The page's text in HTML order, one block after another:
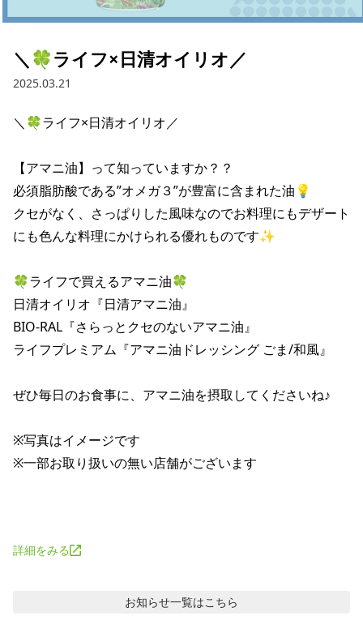
Contact us in English
＼🍀ライフ×日清オイリオ／
2025.03.21
＼🍀ライフ×日清オイリオ／
【アマニ油】って知っていますか？？
必須脂肪酸である”オメガ３”が豊富に含まれた油💡
クセがなく、さっぱりした風味なのでお料理にもデザート
にも色んな料理にかけられる優れものです✨
🍀ライフで買えるアマニ油🍀
日清オイリオ『日清アマニ油』
BIO-RAL『さらっとクセのないアマニ油』
ライフプレミアム『アマニ油ドレッシング ごま/和風』
ぜひ毎日のお食事に、アマニ油を摂取してくださいね♪
※写真はイメージです
※一部お取り扱いの無い店舗がございます
詳細をみる
お知らせ一覧はこちら